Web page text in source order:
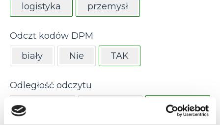
logistyka
przemysł
Odczt kodów DPM
biały
Nie TAK
Odległość odczytu
do 112 cm
do 50 cm